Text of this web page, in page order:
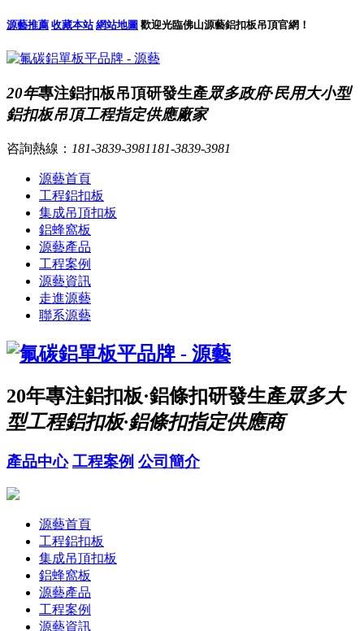
源藝推薦 收藏本站 網站地圖 歡迎光臨佛山源藝鋁扣板吊頂官網！
20年專注鋁扣板吊頂研發生產眾多政府·民用大小型
鋁扣板吊頂工程指定供應廠家
咨詢熱線： 181-3839-3981 181-3839-3981
源藝首頁
工程鋁扣板
集成吊頂扣板
鋁蜂窩板
源藝產品
工程案例
源藝資訊
走進源藝
聯系源藝
20年專注鋁扣板·鋁條扣研發生產眾多大
型工程鋁扣板·鋁條扣指定供應商
產品中心 工程案例 公司簡介
源藝首頁
工程鋁扣板
集成吊頂扣板
鋁蜂窩板
源藝產品
工程案例
源藝資訊